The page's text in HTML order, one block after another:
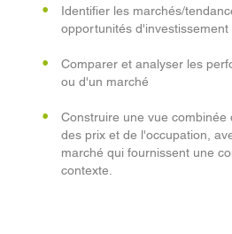
Identifier les marchés/
opportunités d'investissement
Comparer et analyser les
ou d'un marché
Construire une vue combinée
des prix et de l'occupation,
marché qui fournissent une
contexte.